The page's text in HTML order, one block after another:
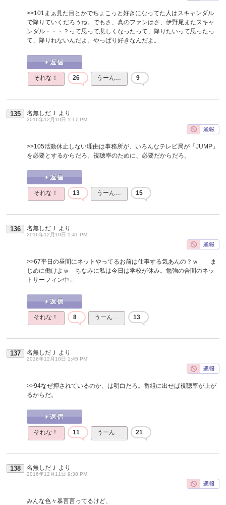
>>101 まぁ見た目とかでちょこっと好きになってた人はスキャンダル
で降りていくだろうね。でもさ、真のファンはさ、伊野尾またスキャ
ンダル・・・？って思って悲しくなったって、降りたいって思ったっ
て、降りれないんだよ。やっぱり好きなんだよ。
それな！ 26 うーん… 9
135 名無しだＪ より
2016年12月10日 1:17 PM
>>105活動休止しない理由は事務所が、いろんなテレビ局が「JUMP」
を必要とするからだろ。視聴率のために、必要だからだろ。
それな！ 13 うーん… 15
136 名無しだＪ より
2016年12月10日 1:41 PM
>>67平日の昼間にネットやってるお前は仕事する気あんの？ｗ ま
じめに働けよｗ ちなみに私は今日は学校が休み。勉強の合間のネッ
トサーフィン中←
それな！ 8 うーん… 13
137 名無しだＪ より
2016年12月10日 1:45 PM
>>94なぜ押されているのか、は明白だろ。番組に出せば視聴率が上が
るからだ。
それな！ 11 うーん… 21
138 名無しだＪ より
2016年12月11日 9:38 PM
みんな色々暴言言ってるけど、